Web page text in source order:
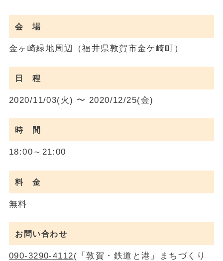
会 場
金ヶ崎緑地周辺（福井県敦賀市金ケ崎町）
日 程
2020/11/03(火) 〜 2020/12/25(金)
時 間
18:00～21:00
料 金
無料
お問い合わせ
090-3290-4112(「敦賀・鉄道と港」まちづくり